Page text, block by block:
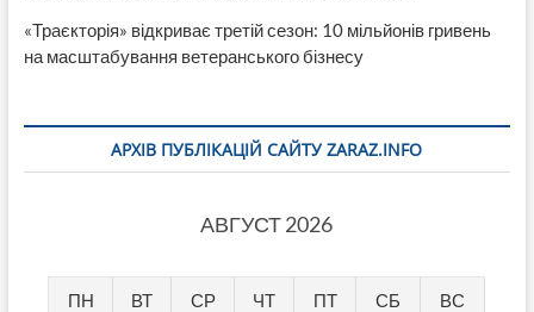
«Траєкторія» відкриває третій сезон: 10 мільйонів гривень
на масштабування ветеранського бізнесу
АРХІВ ПУБЛІКАЦІЙ САЙТУ ZARAZ.INFO
АВГУСТ 2026
ПН ВТ СР ЧТ ПТ СБ ВС